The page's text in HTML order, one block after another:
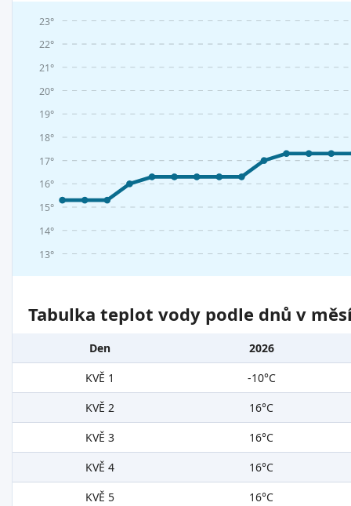
13°
14°
15°
16°
17°
18°
19°
20°
21°
22°
23°
Tabulka teplot vody podle dnů v
Den
2026
KVĚ 1
-10°C
KVĚ 2
16°C
KVĚ 3
16°C
KVĚ 4
16°C
KVĚ 5
16°C